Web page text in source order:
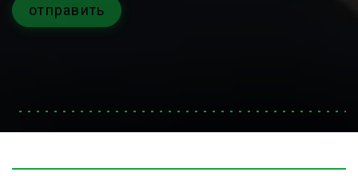
отправить